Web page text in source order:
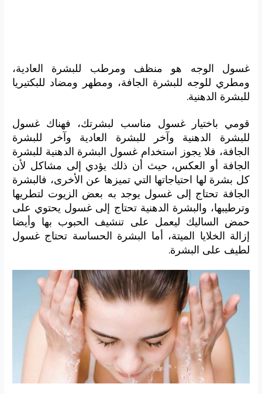
غسول الوجه هو منظف ومرطب للبشرة العادية،
ومطري للوجه للبشرة الجافة، ومطهر ومضاد للبكتيريا
للبشرة الدهنية.
قومي باختيار غسول مناسب لبشرتك، فهناك غسول
للبشرة الدهنية وآخر للبشرة العادية وآخر للبشرة
الجافة، فلا يجوز استخدام غسول البشرة الدهنية للبشرة
الجافة أو العكس، حيث أن ذلك يؤدي إلى مشاكل لأن
كل بشرة لها احتياجاتها التي تميزها عن الأخرى، فالبشرة
الجافة تحتاج إلى غسول يوجد به بعض الزيوت لتطريها
وترطيبها، والبشرة الدهنية تحتاج إلى غسول يحتوي على
حمض الساليك ليعمل على تنشيف الحبوب بها وأيضا
إزالة الخلايا الميتة، أما البشرة الحساسة تحتاج غسول
لطيف على البشرة.